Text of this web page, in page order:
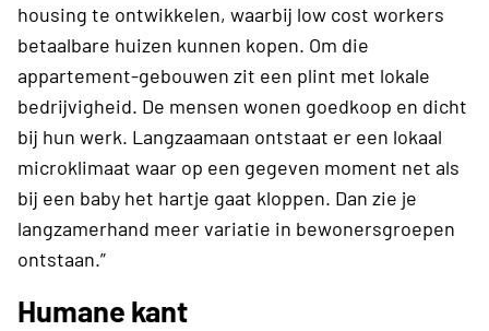
housing te ontwikkelen, waarbij low cost workers
betaalbare huizen kunnen kopen. Om die
appartement-gebouwen zit een plint met lokale
bedrijvigheid. De mensen wonen goedkoop en dicht
bij hun werk. Langzaamaan ontstaat er een lokaal
microklimaat waar op een gegeven moment net als
bij een baby het hartje gaat kloppen. Dan zie je
langzamerhand meer variatie in bewonersgroepen
ontstaan.”
Humane kant